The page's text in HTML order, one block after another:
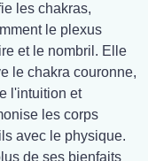
les chakras,
le plexus
et le nombril. Elle
le chakra couronne,
l'intuition et
les corps
avec le physique.
de ses bienfaits